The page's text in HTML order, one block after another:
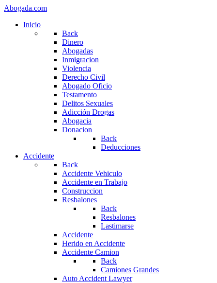
Abogada.com
Inicio
Back
Dinero
Abogadas
Inmigracion
Violencia
Derecho Civil
Abogado Oficio
Testamento
Delitos Sexuales
Adicción Drogas
Abogacia
Donacion
Back
Deducciones
Accidente
Back
Accidente Vehiculo
Accidente en Trabajo
Construccion
Resbalones
Back
Resbalones
Lastimarse
Accidente
Herido en Accidente
Accidente Camion
Back
Camiones Grandes
Auto Accident Lawyer